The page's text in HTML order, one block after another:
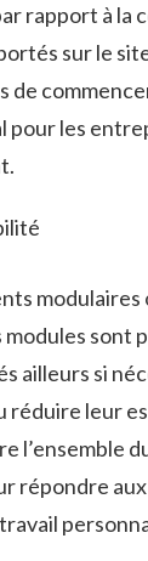
rapport à la
sur le
de
pour les
modules
ailleurs si
réduire leur
l’ensemble
répondre